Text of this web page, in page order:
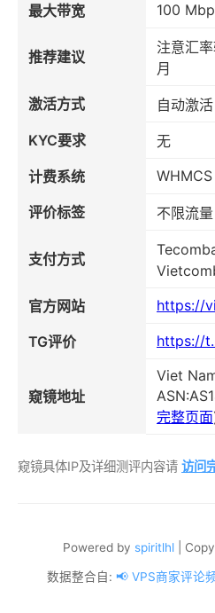
最大带宽 100
推荐建议
注意汇
月
激活方式
自动激活
KYC要求
无
计费系统
WHMCS
评价标签 不限流
支付方式
官方网站
https://
TG评价 https://
窥镜地址
Viet
完整页面
窥镜具体IP及详细测评内容请 访问
Powered by spiritlhl|
数据整合自: 📢 VPS商家评论